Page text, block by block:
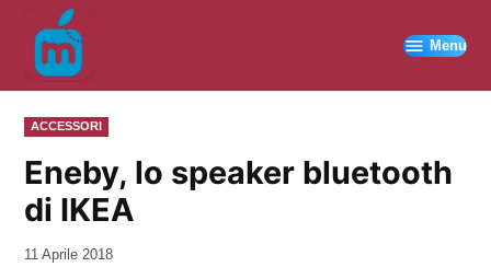
contenuto
Menu
PUBBLICATO
IN
ACCESSORI
Eneby, lo speaker bluetooth
di IKEA
da
11 Aprile 2018